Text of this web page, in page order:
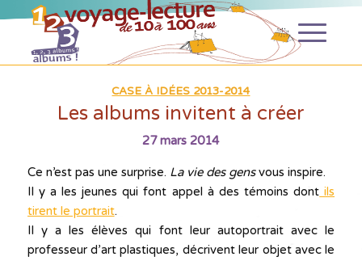
CASE À IDÉES 2013-2014
Les albums invitent à créer
27 mars 2014
Ce n’est pas une surprise. La vie des gensvous inspire.
Il y a les jeunes qui font appel à des témoins dont ils
tirent le portrait.
Il y a les élèves qui font leur autoportrait avec le
professeur d’art plastiques, décrivent leur objet avec le